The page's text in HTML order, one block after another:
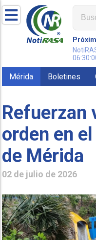
Mérida Boletines
Refuerzan
orden en
de Mérida
02 de julio de 2026